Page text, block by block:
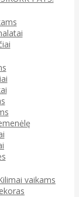
vaikams